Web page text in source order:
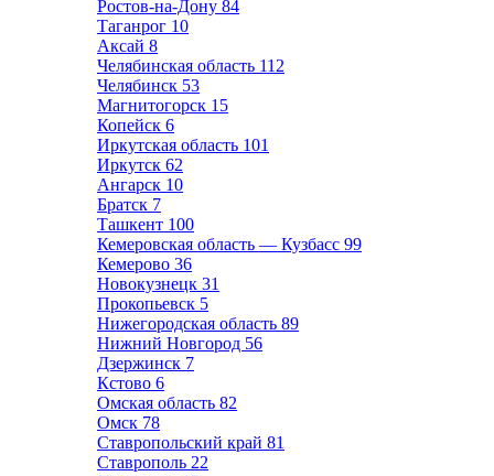
Ростов-на-Дону 84
Таганрог 10
Аксай 8
Челябинская область 112
Челябинск 53
Магнитогорск 15
Копейск 6
Иркутская область 101
Иркутск 62
Ангарск 10
Братск 7
Ташкент 100
Кемеровская область — Кузбасс 99
Кемерово 36
Новокузнецк 31
Прокопьевск 5
Нижегородская область 89
Нижний Новгород 56
Дзержинск 7
Кстово 6
Омская область 82
Омск 78
Ставропольский край 81
Ставрополь 22